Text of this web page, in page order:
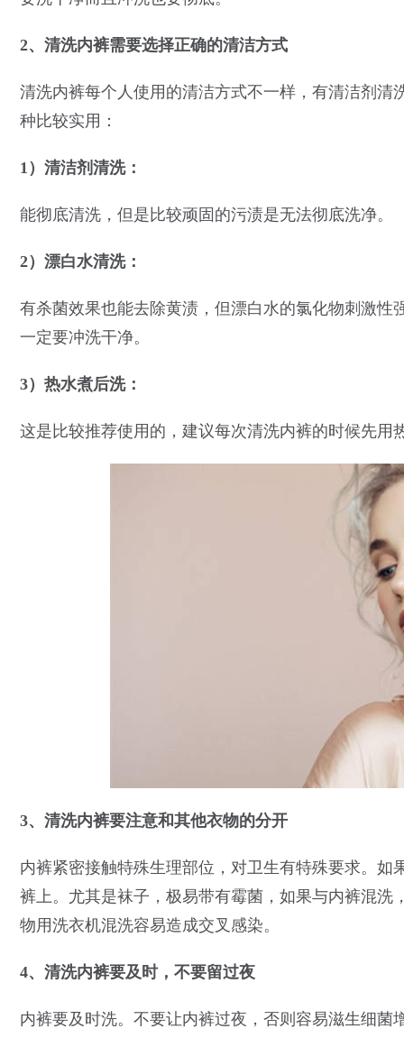
2、清洗内裤需要选择正确的清洁方式
清洗内裤每个人使用的清洁方式不一样，有清洁剂
种比较实用：
1）清洁剂清洗：
能彻底清洗，但是比较顽固的污渍是无法彻底洗净。
2）漂白水清洗：
有杀菌效果也能去除黄渍，但漂白水的氯化物刺激
一定要冲洗干净。
3）热水煮后洗：
这是比较推荐使用的，建议每次清洗内裤的时候先
3、清洗内裤要注意和其他衣物的分开
内裤紧密接触特殊生理部位，对卫生有特殊要求。
裤上。尤其是袜子，极易带有霉菌，如果与内裤混
物用洗衣机混洗容易造成交叉感染。
4、清洗内裤要及时，不要留过夜
内裤要及时洗。不要让内裤过夜，否则容易滋生细